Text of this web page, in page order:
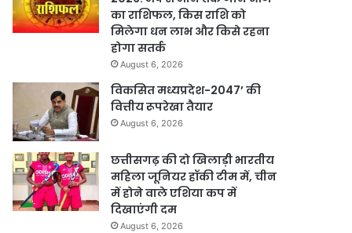
का राशिफल, किस राशि को
मिलेगा धन लाभ और किसे रहना
होगा सतर्क
August 6, 2026
विकसित मध्यप्रदेश-2047’ की
वित्तीय रूपरेखा तैयार
August 6, 2026
छत्तीसगढ़ की दो खिलाड़ी भारतीय
महिला जूनियर हॉकी टीम में, चीन
में होने वाले एशिया कप में
दिखाएंगी दम
August 6, 2026